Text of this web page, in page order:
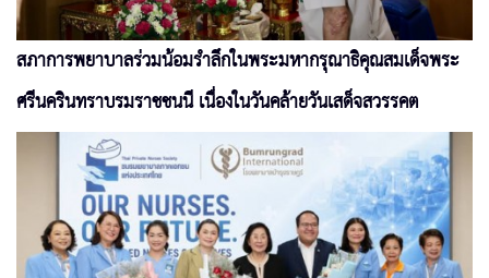
สภาการพยาบาลร่วมน้อมรำลึกในพระมหากรุณาธิคุณสมเด็จพระ
ศรีนครินทราบรมราชชนนี เนื่องในวันคล้ายวันเสด็จสวรรคต